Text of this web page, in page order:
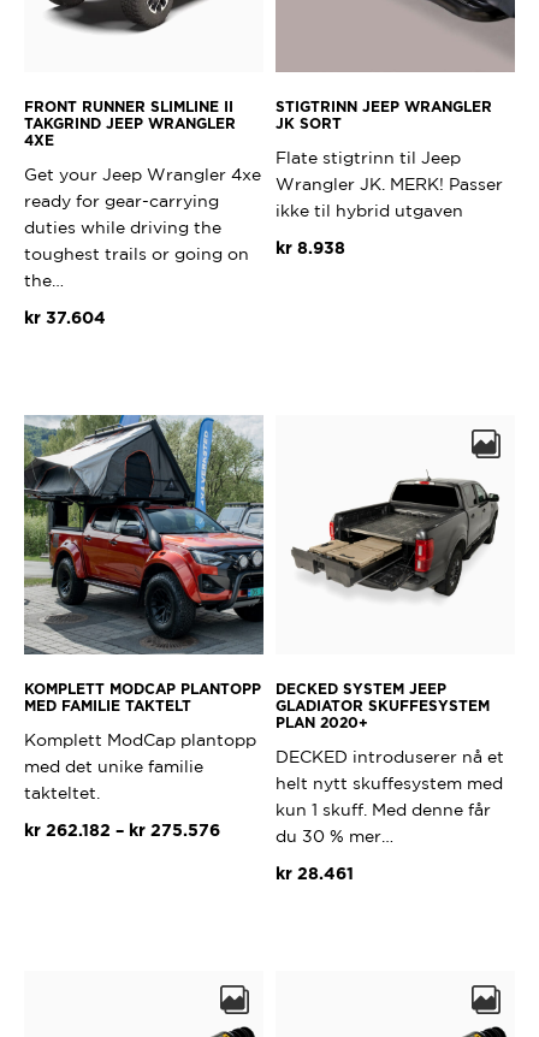
FRONT RUNNER SLIMLINE II
TAKGRIND JEEP WRANGLER
4XE
Get your Jeep Wrangler 4xe
ready for gear-carrying
duties while driving the
toughest trails or going on
the…
kr37.604
STIGTRINN JEEP WRANGLER
JK SORT
Flate stigtrinn til Jeep
Wrangler JK. MERK! Passer
ikke til hybrid utgaven
kr 8.938
KOMPLETT MODCAP PLANTOPP
MED FAMILIE TAKTELT
Komplett ModCap plantopp
med det unike familie
takteltet.
kr262.182 – kr275.576Prisområde:
DECKED SYSTEM JEEP
GLADIATOR SKUFFESYSTEM
PLAN 2020+
DECKED introduserer nå et
helt nytt skuffesystem med
kun 1 skuff. Med denne får
du 30 % mer…
kr 28.461